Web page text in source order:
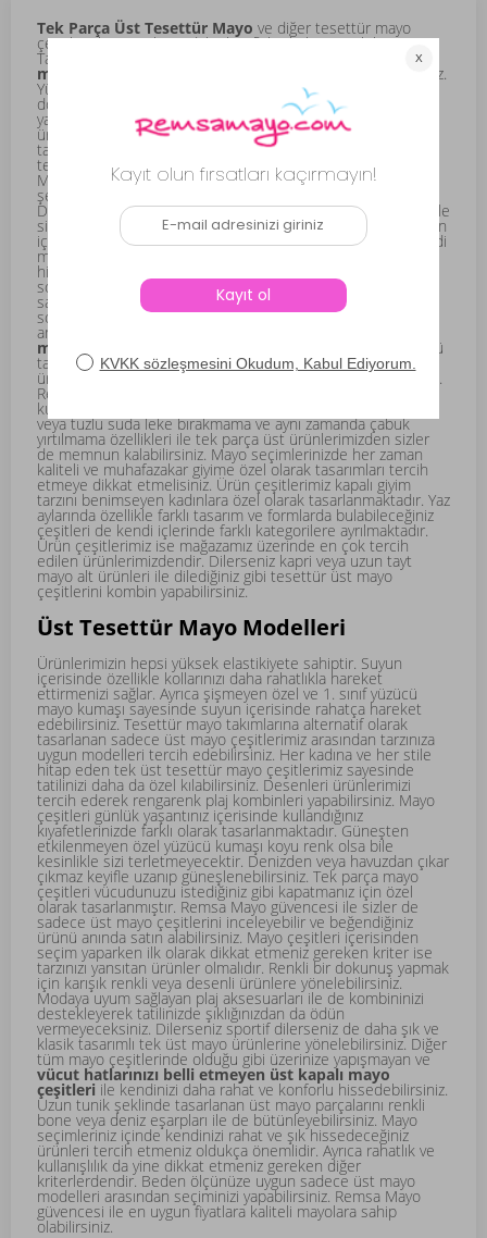
Tek Parça Üst Tesettür Mayo ve diğer tesettür mayo
çeşitleri ile yaz aylarını daha keyifli bir hale getirebilirsiniz.
Tatilde, denizde ve havuzda kadınların severek kullandığı
modellerimiz ile daha konforlu bir şekilde tatil yapabilirsiniz.
Yüzmeyi seviyor ancak muhafazakar giyimi tercih ediyorsanız
doğru yerdesiniz. Hem hızlı kuruma özelliği hem de üzerine
yapışmayan yapısı ile yüzbinlerce insan gibi sizler de
ürünlerimizi tercih edebilirsiniz. İşlevsel kullanımı yanı sıra
tasarımı ile de ön planda olan tüm mayo modellerimiz ünlü
tesettür mayo markalarının ürünleridir. Bu ürünlere Remsa
Mayo kalitesi ile sahip olmak için ise tek yapmanız gereken
şey hemen mağazamız üzerinden sipariş oluşturmaktır.
Dilerseniz kredi kartı dilerseniz de kapıda ödeme seçeneği ile
sizler de beğendiğiniz ürünlere sahip olabilirsiniz. Yazın suyun
içerisinden çıktıktan sonra kadınların genel olarak ortak derdi
mayoların uzun süre ıslak kalması ve bununla birlikte ağırlık
hissi yapmasıdır. Ancak ürün çeşitlerimizde kesinlikle bu gibi
sorunlar yaşamazsınız. Çok hafif ve kaliteli yüzücü kumaşı
sayesinde üzerinizde ağırlık yapmadığı için sudan çıktıktan
sonra da rahatlıkla hareket edebilirsiniz.Tesettür giyim
anlayışı ile özel olarak üretilen sadece
mayo ürünlerimiz şıklığı ile de göz kamaştırmaktadır. Yüzücü
taytınızın üzerine giyeceğiniztek üst tesettür mayo
ürünlerimiz ile plajlarda da tarzınızı yansıtarak dolaşabilirsiniz.
Remsa Mayo kalitesi ile sahip olacağınız ürünlerimiz sağlam
kumaş yapıları ile uzun süreli kullanım sunmaktadır. Klorlu
veya tuzlu suda leke bırakmama ve aynı zamanda çabuk
yırtılmama özellikleri ile tek parça üst ürünlerimizden sizler
de memnun kalabilirsiniz. Mayo seçimlerinizde her zaman
kaliteli ve muhafazakar giyime özel olarak tasarımları tercih
etmeye dikkat etmelisiniz. Ürün çeşitlerimiz kapalı giyim
tarzını benimseyen kadınlara özel olarak tasarlanmaktadır. Yaz
aylarında özellikle farklı tasarım ve formlarda bulabileceğiniz
çeşitleri de kendi içlerinde farklı kategorilere ayrılmaktadır.
Ürün çeşitlerimiz ise mağazamız üzerinde en çok tercih
edilen ürünlerimizdendir. Dilerseniz kapri veya uzun tayt
mayo alt ürünleri ile dilediğiniz gibi tesettür üst mayo
çeşitlerini kombin yapabilirsiniz.
Üst Tesettür Mayo Modelleri
Ürünlerimizin hepsi yüksek elastikiyete sahiptir. Suyun
içerisinde özellikle kollarınızı daha rahatlıkla hareket
ettirmenizi sağlar. Ayrıca şişmeyen özel ve 1. sınıf yüzücü
mayo kumaşı sayesinde suyun içerisinde rahatça hareket
edebilirsiniz. Tesettür mayo takımlarına alternatif olarak
tasarlanan sadece üst mayo çeşitlerimiz arasından tarzınıza
uygun modelleri tercih edebilirsiniz. Her kadına ve her stile
hitap eden tek üst tesettür mayo çeşitlerimiz sayesinde
tatilinizi daha da özel kılabilirsiniz. Desenleri ürünlerimizi
tercih ederek rengarenk plaj kombinleri yapabilirsiniz. Mayo
çeşitleri günlük yaşantınız içerisinde kullandığınız
kıyafetlerinizde farklı olarak tasarlanmaktadır. Güneşten
etkilenmeyen özel yüzücü kumaşı koyu renk olsa bile
kesinlikle sizi terletmeyecektir. Denizden veya havuzdan çıkar
çıkmaz keyifle uzanıp güneşlenebilirsiniz. Tek parça mayo
çeşitleri vücudunuzu istediğiniz gibi kapatmanız için özel
olarak tasarlanmıştır. Remsa Mayo güvencesi ile sizler de
sadece üst mayo çeşitlerini inceleyebilir ve beğendiğiniz
ürünü anında satın alabilirsiniz. Mayo çeşitleri içerisinden
seçim yaparken ilk olarak dikkat etmeniz gereken kriter ise
tarzınızı yansıtan ürünler olmalıdır. Renkli bir dokunuş yapmak
için karışık renkli veya desenli ürünlere yönelebilirsiniz.
Modaya uyum sağlayan plaj aksesuarları ile de kombininizi
destekleyerek tatilinizde şıklığınızdan da ödün
vermeyeceksiniz. Dilerseniz sportif dilerseniz de daha şık ve
klasik tasarımlı tek üst mayo ürünlerine yönelebilirsiniz. Diğer
tüm mayo çeşitlerinde olduğu gibi üzerinize yapışmayan ve
vücut hatlarınızı belli etmeyen üst kapalı mayo
çeşitleri ile kendinizi daha rahat ve konforlu hissedebilirsiniz.
Uzun tunik şeklinde tasarlanan üst mayo parçalarını renkli
bone veya deniz eşarpları ile de bütünleyebilirsiniz. Mayo
seçimleriniz içinde kendinizi rahat ve şık hissedeceğiniz
ürünleri tercih etmeniz oldukça önemlidir. Ayrıca rahatlık ve
kullanışlılık da yine dikkat etmeniz gereken diğer
kriterlerdendir. Beden ölçünüze uygun sadece üst mayo
modelleri arasından seçiminizi yapabilirsiniz. Remsa Mayo
güvencesi ile en uygun fiyatlara kaliteli mayolara sahip
olabilirsiniz.